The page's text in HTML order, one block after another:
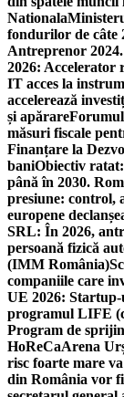
Nationala
fondurilor de câte
Antreprenor
2026: Accelerator
IT acces la
accelerează
și apărareForumul
măsuri fiscale
Finanțare la
baniObiectiv
până în 2030.
presiune: control,
europene
SRL: În 2026,
persoană fizică
(IMM România)
companiile care
UE 2026:
programul LIFE
Program de
HoReCaArena
risc foarte mare
din România vor